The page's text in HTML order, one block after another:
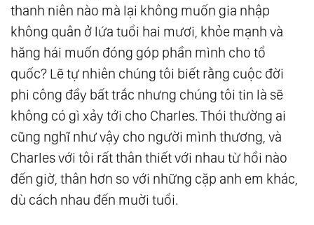
thanh niên nào mà lại không muốn gia nhập
không quân ở lứa tuổi hai mươi, khỏe mạnh và
hăng hái muốn đóng góp phần mình cho tổ
quốc? Lẽ tự nhiên chúng tôi biết rằng cuộc đời
phi công đầy bất trắc nhưng chúng tôi tin là sẽ
không có gì xảy tới cho Charles. Thói thường ai
cũng nghĩ như vậy cho người mình thương, và
Charles với tôi rất thân thiết với nhau từ hồi nào
đến giờ, thân hơn so với những cặp anh em khác,
dù cách nhau đến muời tuổi.